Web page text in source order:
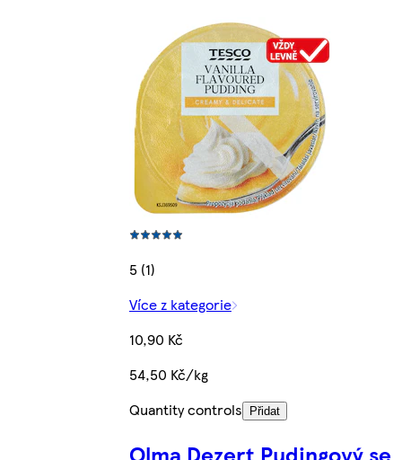
5 (1)
Více z kategorie
10,90 Kč
54,50 Kč/kg
Quantity controls
Přidat
Olma Dezert Pudingový se